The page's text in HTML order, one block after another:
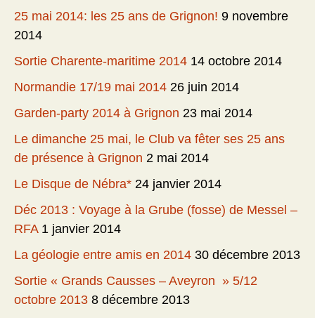
25 mai 2014: les 25 ans de Grignon! 9 novembre
2014
Sortie Charente-maritime 2014 14 octobre 2014
Normandie 17/19 mai 2014 26 juin 2014
Garden-party 2014 à Grignon 23 mai 2014
Le dimanche 25 mai, le Club va fêter ses 25 ans
de présence à Grignon 2 mai 2014
Le Disque de Nébra* 24 janvier 2014
Déc 2013 : Voyage à la Grube (fosse) de Messel –
RFA 1 janvier 2014
La géologie entre amis en 2014 30 décembre 2013
Sortie « Grands Causses – Aveyron » 5/12
octobre 2013 8 décembre 2013